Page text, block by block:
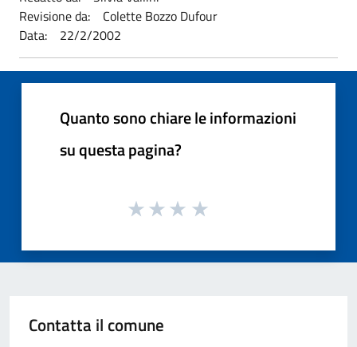
Revisione da: Colette Bozzo Dufour
Data: 22/2/2002
Quanto sono chiare le informazioni
su questa pagina?
Contatta il comune